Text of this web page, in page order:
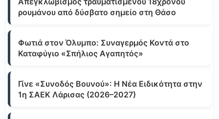
ρουμάνου από δύσβατο σημείο στη Θάσο
Φωτιά στον Όλυμπο: Συναγερμός Κοντά στο
Καταφύγιο «Σπήλιος Αγαπητός»
Γίνε «Συνοδός Βουνού»: Η Νέα Ειδικότητα στην
1η ΣΑΕΚ Λάρισας (2026–2027)